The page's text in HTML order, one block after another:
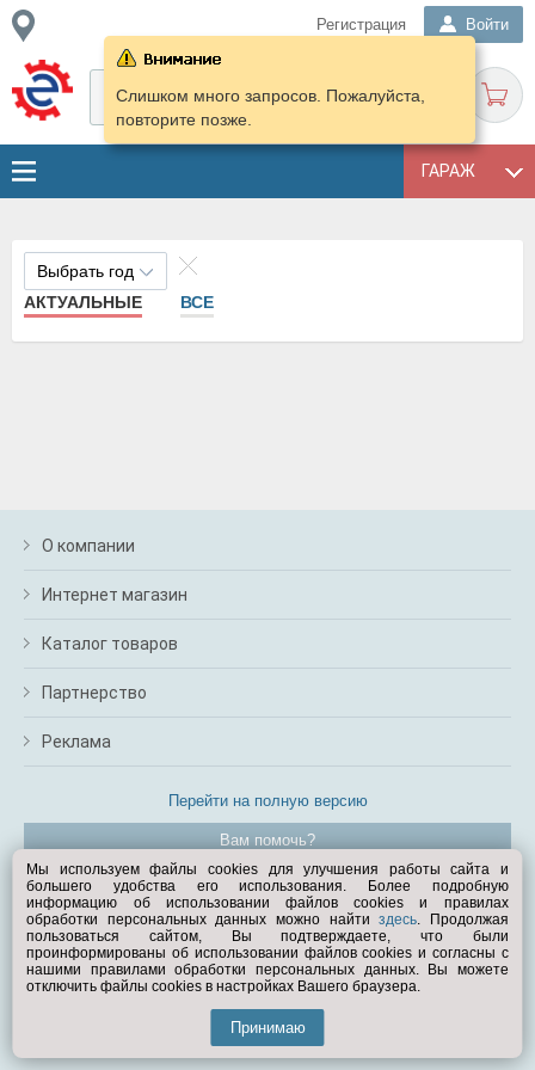
Регистрация Войти
ГАРАЖ
Слишком много запросов. Пожалуйста,
повторите позже.
Выбрать год
АКТУАЛЬНЫЕ
ВСЕ
О компании
Интернет магазин
Каталог товаров
Партнерство
Реклама
Перейти на полную версию
Вам помочь?
© Exist.ru 1998—2026
Мы используем файлы cookies для улучшения работы сайта и
большего удобства его использования. Более подробную
информацию об использовании файлов cookies и правилах
обработки персональных данных можно найтиздесь. Продолжая
пользоваться сайтом, Вы подтверждаете, что были
проинформированы об использовании файлов cookies и согласны с
нашими правилами обработки персональных данных. Вы можете
отключить файлы cookies в настройках Вашего браузера.
Принимаю